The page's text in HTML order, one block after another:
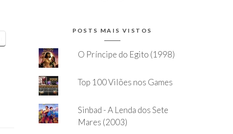
POSTS MAIS VISTOS
O Príncipe do Egito (1998)
Top 100 Vilões nos Games
Sinbad - A Lenda dos Sete
Mares (2003)